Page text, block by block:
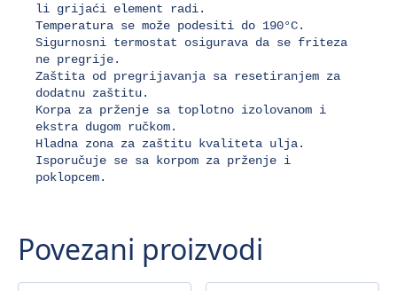
li grijaći element radi.
Temperatura se može podesiti do 190°C.
Sigurnosni termostat osigurava da se friteza
ne pregrije.
Zaštita od pregrijavanja sa resetiranjem za
dodatnu zaštitu.
Korpa za prženje sa toplotno izolovanom i
ekstra dugom ručkom.
Hladna zona za zaštitu kvaliteta ulja.
Isporučuje se sa korpom za prženje i
poklopcem.
Povezani proizvodi